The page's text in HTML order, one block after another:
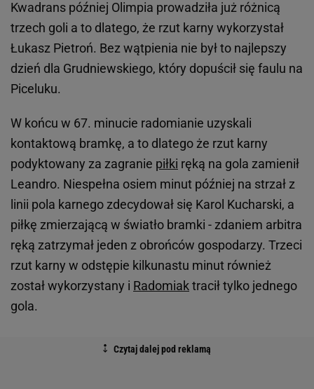
Kwadrans później Olimpia prowadziła już różnicą
trzech goli a to dlatego, że rzut karny wykorzystał
Łukasz Pietroń. Bez wątpienia nie był to najlepszy
dzień dla Grudniewskiego, który dopuścił się faulu na
Piceluku.
W końcu w 67. minucie radomianie uzyskali
kontaktową bramkę, a to dlatego że rzut karny
podyktowany za zagranie piłki ręką na gola zamienił
Leandro. Niespełna osiem minut później na strzał z
linii pola karnego zdecydował się Karol Kucharski, a
piłkę zmierzającą w światło bramki - zdaniem arbitra
ręką zatrzymał jeden z obrońców gospodarzy. Trzeci
rzut karny w odstępie kilkunastu minut również
został wykorzystany i Radomiaktracił tylko jednego
gola.